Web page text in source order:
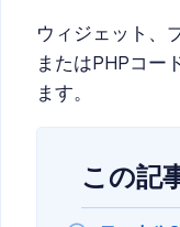
ウィジェット、
またはPHPコー
ます。
この記